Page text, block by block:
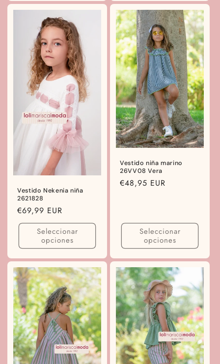
Vestido Nekenia niña
2621828
Precio
habitual
€69,99 EUR
Seleccionar
opciones
Vestido niña marino
26VV08 Vera
Precio
€48,95 EUR
Seleccionar
opciones